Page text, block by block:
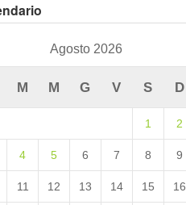
Agosto 2026
M M G V S D
1 2
4 5 6 7 8 9
11 12 13 14 15 16